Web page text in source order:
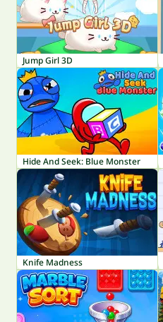
Jump Girl 3D
Hide And Seek: Blue Monster
Knife Madness